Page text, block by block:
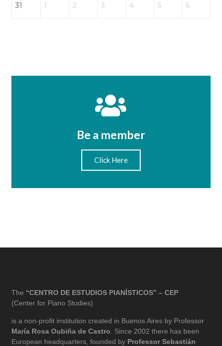
31 1 2 3 4 5 6
Be a member
Click Here
The “CENTRO DE ESTUDIOS PIANÍSTICOS” – CEP
(Center for Piano Studies)
is a non-profit institution created in Buenos Aires by Professor
María Rosa Oubiña de Castro . Since 2002 there has been
European headquarters, founded by Professor Sebastián